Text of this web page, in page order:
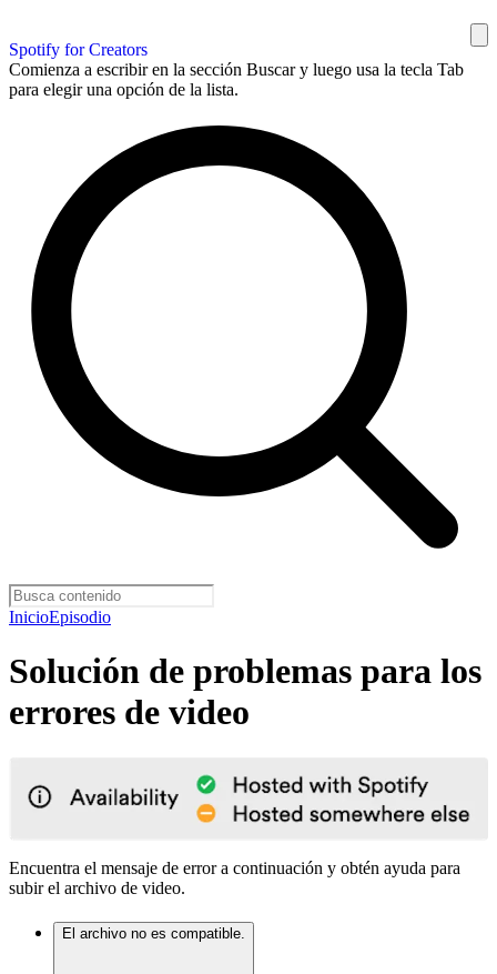
Spotify for Creators
Comienza a escribir en la sección Buscar y luego usa la tecla Tab
para elegir una opción de la lista.
InicioEpisodio
Solución de problemas para los
errores de video
Encuentra el mensaje de error a continuación y obtén ayuda para
subir el archivo de video.
El archivo no es compatible.